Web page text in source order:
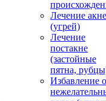
Лечение акне
(угрей)
Лечение
постакне
(застойные
пятна,
Избавление